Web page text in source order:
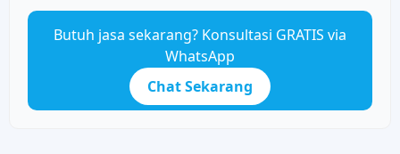
Butuh jasa sekarang? Konsultasi GRATIS via
WhatsApp
Chat Sekarang